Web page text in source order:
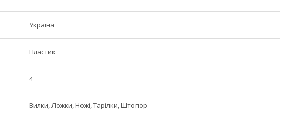
Україна
Пластик
4
Вилки, Ложки, Ножі, Тарілки, Штопор